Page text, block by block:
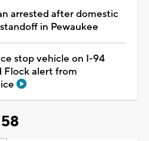
arrested after domestic
in Pewaukee
stop vehicle on I-94
alert from